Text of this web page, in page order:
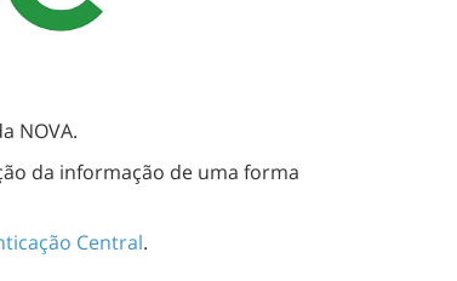
NOVA.
da informação de uma forma
Central.